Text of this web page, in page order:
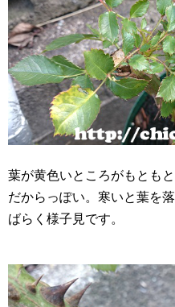
葉が黄色いところがもとも
だからっぽい。寒いと葉を
ばらく様子見です。